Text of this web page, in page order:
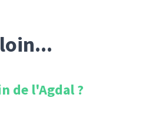
de l'Agdal?